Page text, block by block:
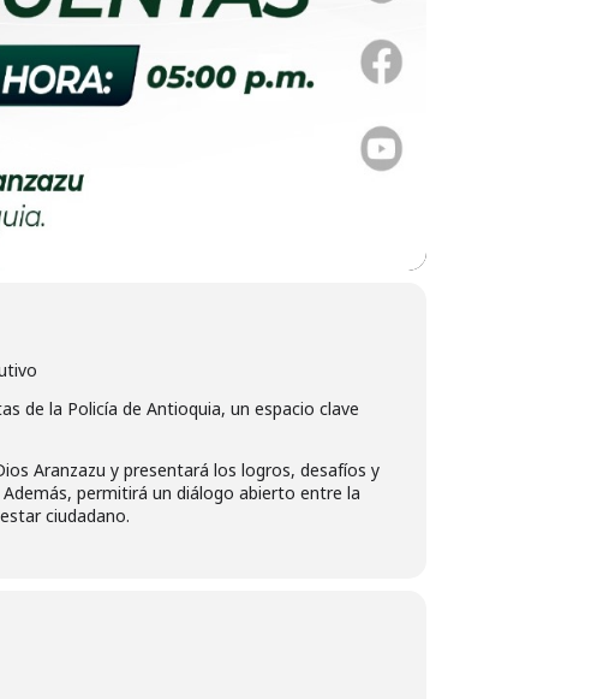
de la Policía de Antioquia, un espacio clave
Aranzazu y presentará los logros, desafíos y
permitirá un diálogo abierto entre la
ciudadano.